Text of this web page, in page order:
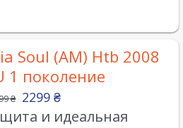
Soul (AM) Htb 2008
1 поколение
₴ 2299 ₴
и идеальная